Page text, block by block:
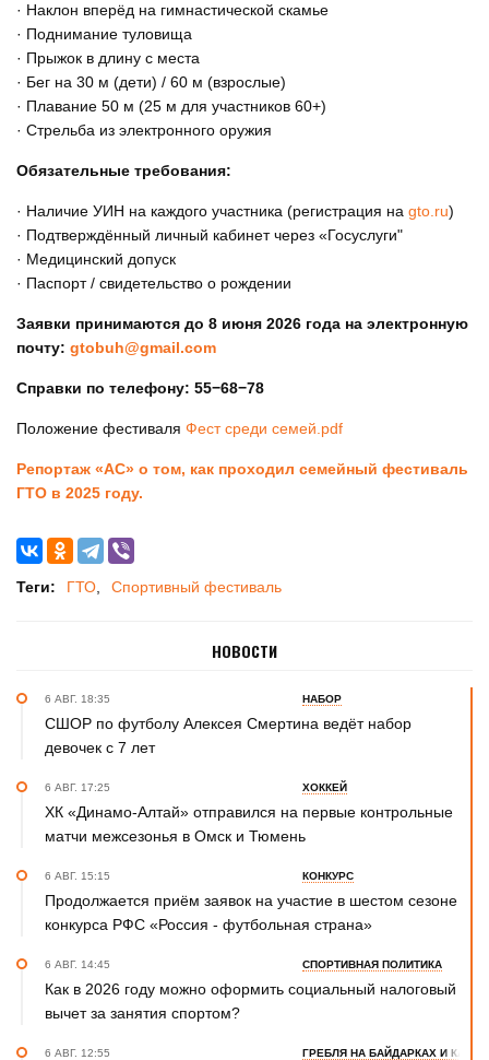
· Наклон вперёд на гимнастической скамье
· Поднимание туловища
· Прыжок в длину с места
· Бег на 30 м (дети) / 60 м (взрослые)
· Плавание 50 м (25 м для участников 60+)
· Стрельба из электронного оружия
Обязательные требования:
· Наличие УИН на каждого участника (регистрация на gto.ru)
· Подтверждённый личный кабинет через «Госуслуги"
· Медицинский допуск
· Паспорт / свидетельство о рождении
Заявки принимаются до 8 июня 2026 года на электронную
почту: gtobuh@gmail.com
Справки по телефону: 55−68−78
Положение фестиваля Фест среди семей.pdf
Репортаж «АС» о том, как проходил семейный фестиваль
ГТО в 2025 году.
Теги: ГТО Спортивный фестиваль
НОВОСТИ
6 АВГ. 18:35 НАБОР
СШОР по футболу Алексея Смертина ведёт набор
девочек с 7 лет
6 АВГ. 17:25 ХОККЕЙ
ХК «Динамо-Алтай» отправился на первые контрольные
матчи межсезонья в Омск и Тюмень
6 АВГ. 15:15 КОНКУРС
Продолжается приём заявок на участие в шестом сезоне
конкурса РФС «Россия - футбольная страна»
6 АВГ. 14:45 СПОРТИВНАЯ ПОЛИТИКА
Как в 2026 году можно оформить социальный налоговый
вычет за занятия спортом?
6 АВГ. 12:55 ГРЕБЛЯ НА БАЙДАРКАХ И КАНОЭ